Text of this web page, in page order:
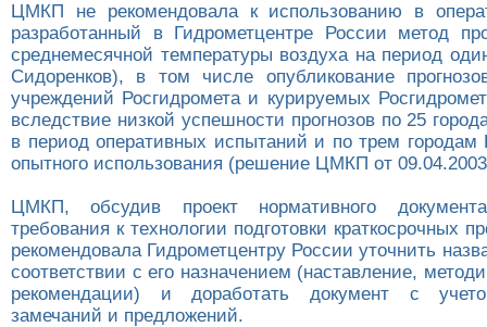
ЦМКП не рекомендовала к использованию в
разработанный в Гидрометцентре России метод
среднемесячной температуры воздуха на период
Сидоренков), в том числе опубликование
учреждений Росгидромета и курируемых
вследствие низкой успешности прогнозов по 25
в период оперативных испытаний и по трем городам
опытного использования (решение ЦМКП от
ЦМКП, обсудив проект нормативного
требования к технологии подготовки краткосрочных
рекомендовала Гидрометцентру России уточнить
соответствии с его назначением (наставление,
рекомендации) и доработать документ с
замечаний и предложений.